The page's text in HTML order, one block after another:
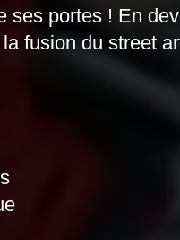
ses portes ! En
fusion du street